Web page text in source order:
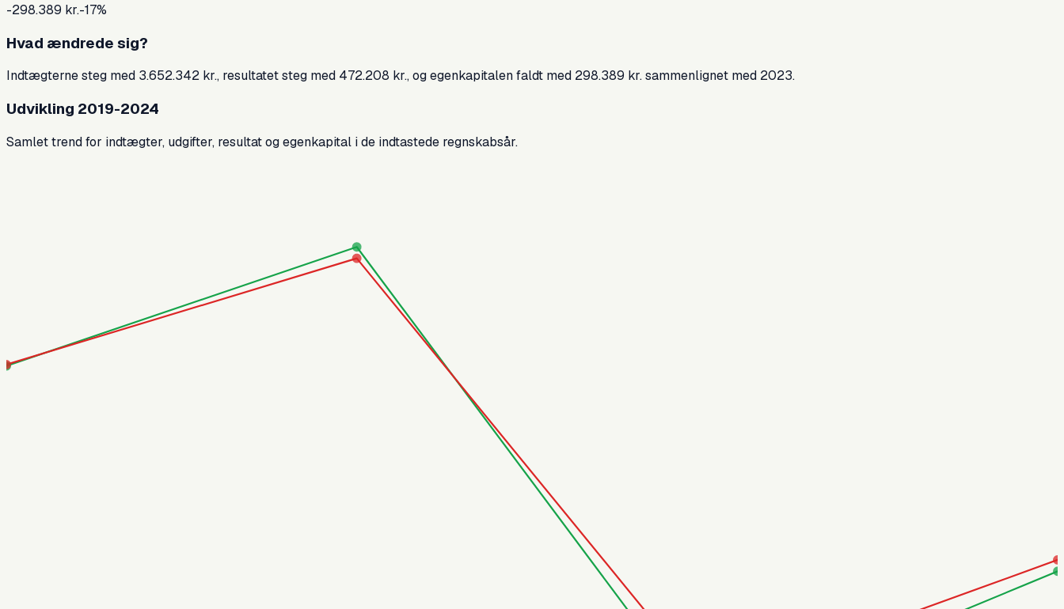
-298.389 kr.-17%
Hvad ændrede sig?
Indtægterne steg med 3.652.342 kr., resultatet steg med 472.208 kr., og egenkapitalen faldt med 298.389 kr. sammenlignet med 2023.
Udvikling 2019-2024
Samlet trend for indtægter, udgifter, resultat og egenkapital i de indtastede regnskabsår.